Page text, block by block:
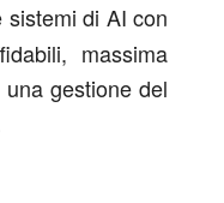
di AI con
massima
gestione del